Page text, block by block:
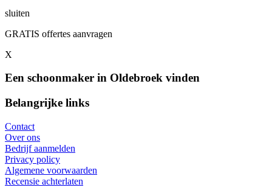
sluiten
GRATIS offertes aanvragen
X
Een schoonmaker in Oldebroek vinden
Belangrijke links
Contact
Over ons
Bedrijf aanmelden
Privacy policy
Algemene voorwaarden
Recensie achterlaten